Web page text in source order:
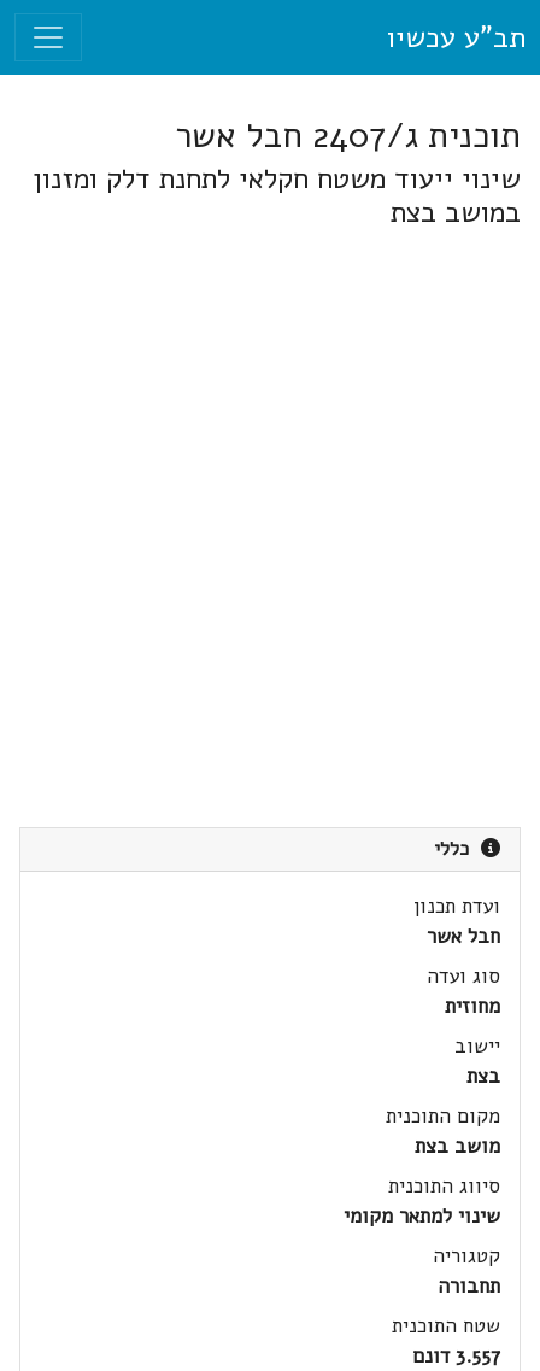
תב"ע עכשיו
תוכנית ג/2407 חבל אשר
שינוי ייעוד משטח חקלאי לתחנת דלק ומזנון
במושב בצת
כללי
ועדת תכנון
חבל אשר
סוג ועדה
מחוזית
יישוב
בצת
מקום התוכנית
מושב בצת
סיווג התוכנית
שינוי למתאר מקומי
קטגוריה
תחבורה
שטח התוכנית
3.557 דונם